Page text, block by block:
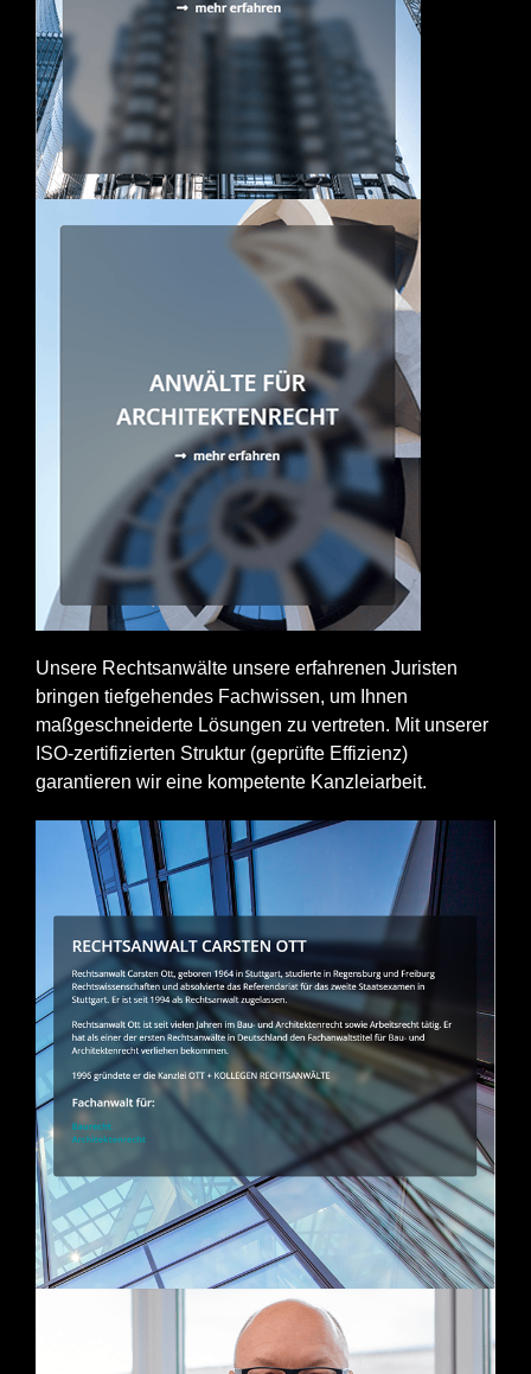
Unsere Rechtsanwälte unsere erfahrenen Juristen
bringen tiefgehendes Fachwissen, um Ihnen
maßgeschneiderte Lösungen zu vertreten. Mit unserer
ISO-zertifizierten Struktur (geprüfte Effizienz)
garantieren wir eine kompetente Kanzleiarbeit.